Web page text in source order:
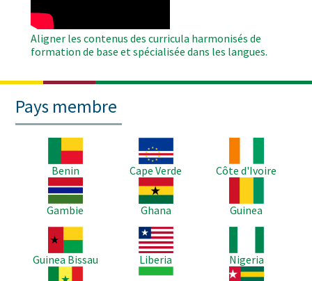
Aligner les contenus des curricula harmonisés de
formation de base et spécialisée dans les langues.
Pays membre
Benin
Image
Cape Verde
Côte d'Ivoire
Image
Gambie
Image
Ghana
Guinea
Image
Guinea Bissau
Image
Liberia
Nigeria
Image
Image